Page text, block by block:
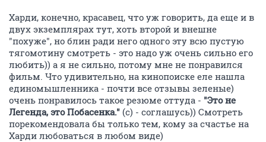
Харди, конечно, красавец, что уж говорить, да еще и в
двух экземплярах тут, хоть второй и внешне
"похуже", но блин ради него одного эту всю пустую
тягомотину смотреть - это надо уж очень сильно его
любить)) а я не сильно, потому мне не понравился
фильм. Что удивительно, на кинопоиске еле нашла
единомышленника - почти все отзывы зеленые)
очень понравилось такое резюме оттуда - "Это не
Легенда, это Побасенка." (с) - соглашусь)) Смотреть
порекомендовала бы только тем, кому за счастье на
Харди любоваться в любом виде)